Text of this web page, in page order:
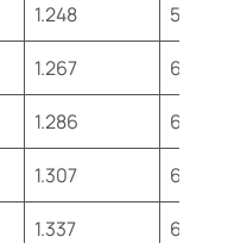
1.248 584
1.267 611
1.286 637
1.307 663
1.337 689